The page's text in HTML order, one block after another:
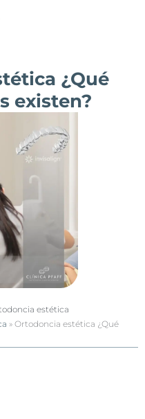
¿Qué
existen?
estética
» Ortodoncia estética ¿Qué